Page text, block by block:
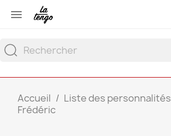

Accueil Liste des personnalités
Frédéric